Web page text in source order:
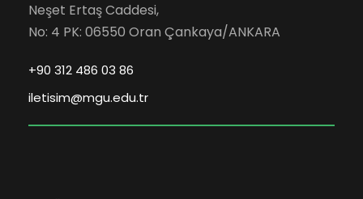
Neşet Ertaş Caddesi,
No: 4 PK: 06550 Oran Çankaya/ANKARA
+90 312 486 03 86
iletisim@mgu.edu.tr